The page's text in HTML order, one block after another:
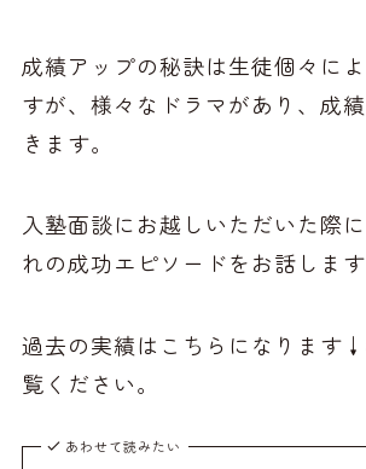
成績アップの秘訣は生徒個々に
すが、様々なドラマがあり、成
きます。
入塾面談にお越しいただいた際
れの成功エピソードをお話します
過去の実績はこちらになります
覧ください。
あわせて読みたい